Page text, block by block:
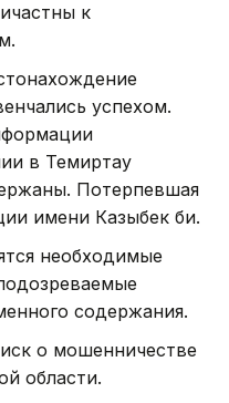
к
успехом.
в Темиртау
Потерпевшая
имени Казыбек би.
необходимые
содержания.
о мошенничестве
области.